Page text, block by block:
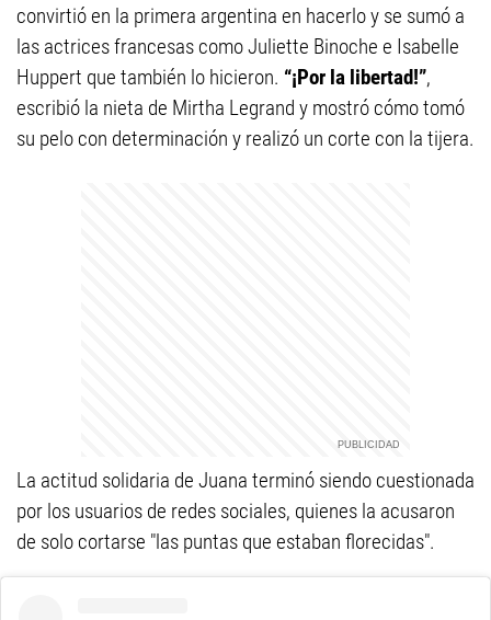
convirtió en la primera argentina en hacerlo y se sumó a
las actrices francesas como Juliette Binoche e Isabelle
Huppert que también lo hicieron. “¡Por la libertad!”,
escribió la nieta de Mirtha Legrand y mostró cómo tomó
su pelo con determinación y realizó un corte con la tijera.
La actitud solidaria de Juana terminó siendo cuestionada
por los usuarios de redes sociales, quienes la acusaron
de solo cortarse "las puntas que estaban florecidas".